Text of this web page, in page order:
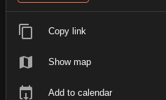
Copy link
Show map
Add to calendar